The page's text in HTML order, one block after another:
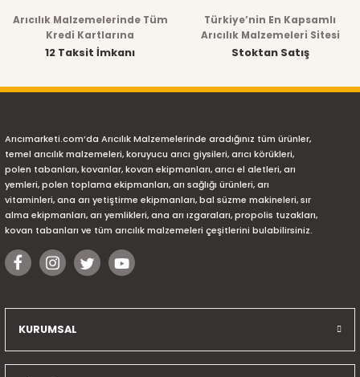
Arıcılık Malzemelerinde Tüm
Kredi Kartlarına
12 Taksit İmkanı
Türkiye’nin En Kapsamlı
Arıcılık Malzemeleri Sitesi
Stoktan Satış
Arıcımarketi.com’da Arıcılık Malzemelerinde aradığınız tüm ürünler,
temel arıcılık malzemeleri, koruyucu arıcı giysileri, arıcı körükleri,
polen tabanları, kovanlar, kovan ekipmanları, arıcı el aletleri, arı
yemleri, polen toplama ekipmanları, arı sağlığı ürünleri, arı
vitaminleri, ana arı yetiştirme ekipmanları, bal süzme makineleri, sır
alma ekipmanları, arı yemlikleri, ana arı ızgaraları, propolis tuzakları,
kovan tabanları ve tüm arıcılık malzemeleri çeşitlerini bulabilirsiniz.
KURUMSAL